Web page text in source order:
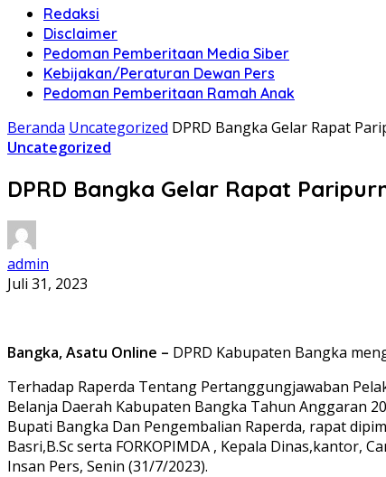
Redaksi
Disclaimer
Pedoman Pemberitaan Media Siber
Kebijakan/Peraturan Dewan Pers
Pedoman Pemberitaan Ramah Anak
Beranda Uncategorized DPRD Bangka Gelar Rapat
Uncategorized
DPRD Bangka Gelar Rapat
admin
Juli 31, 2023
Bangka, Asatu Online – DPRD Kabupaten Bangka
Terhadap Raperda Tentang Pertanggungjawaban
Belanja Daerah Kabupaten Bangka Tahun Anggaran
Bupati Bangka Dan Pengembalian Raperda, rapat
Basri,B.Sc serta FORKOPIMDA , Kepala Dinas,kantor,
Insan Pers, Senin (31/7/2023).